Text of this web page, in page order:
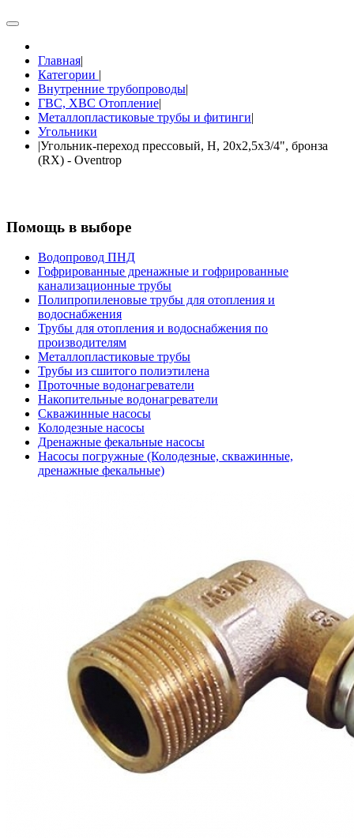
Главная|
Категории |
Внутренние трубопроводы|
ГВС, ХВС Отопление|
Металлопластиковые трубы и фитинги|
Угольники
|Угольник-переход прессовый, Н, 20x2,5x3/4", бронза
(RX) - Oventrop
Помощь в выборе
Водопровод ПНД
Гофрированные дренажные и гофрированные
канализационные трубы
Полипропиленовые трубы для отопления и
водоснабжения
Трубы для отопления и водоснабжения по
производителям
Металлопластиковые трубы
Трубы из сшитого полиэтилена
Проточные водонагреватели
Накопительные водонагреватели
Скважинные насосы
Колодезные насосы
Дренажные фекальные насосы
Насосы погружные (Колодезные, скважинные,
дренажные фекальные)